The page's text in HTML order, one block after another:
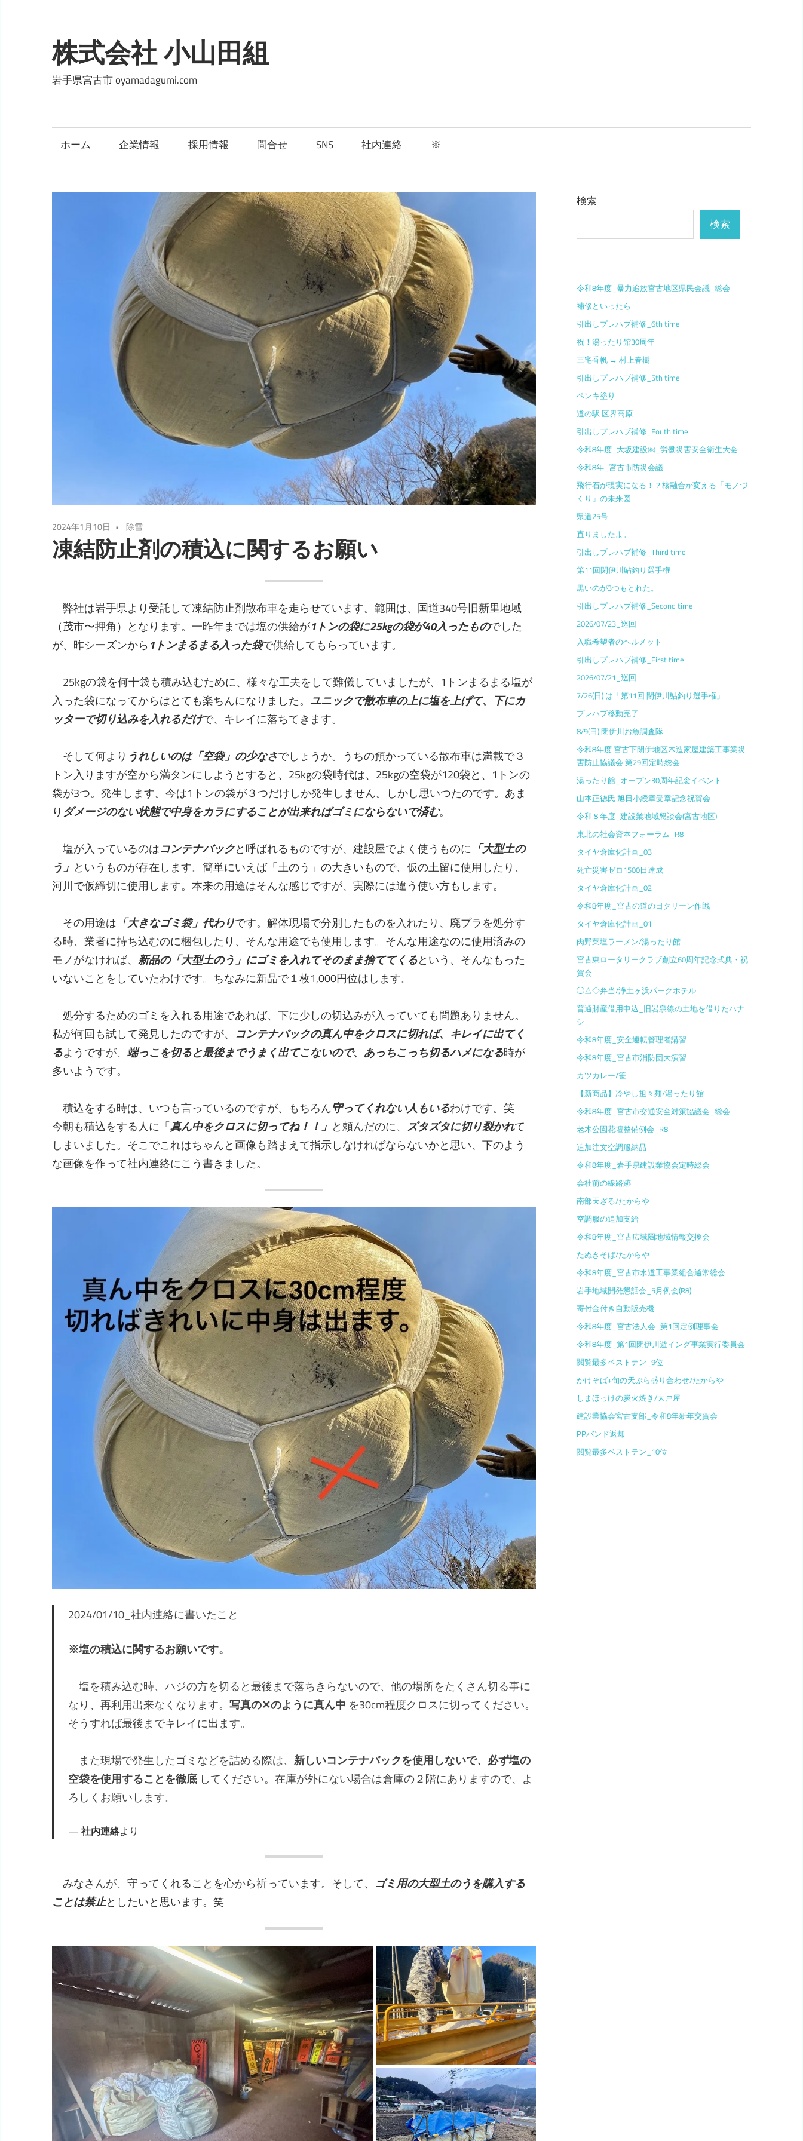
テ
ン
ツ
キ
ッ
株式会社 小山田組
岩手県宮古市 oyamadagumi.com
ホーム 企業情報 採用情報 問合せ SNS 社内連絡 ※
2024年1月10日 除雪
凍結防止剤の積込に関するお願い
弊社は岩手県より受託して凍結防止剤散布車を走らせています。範囲は、国道340号旧新里地域
（茂市〜押角）となります。一昨年までは塩の供給が1トンの袋に25kgの袋が40入ったものでした
が、昨シーズンから 1トンまるまる入った袋で供給してもらっています。
25kgの袋を何十袋も積み込むために、様々な工夫をして難儀していましたが、1トンまるまる塩が
入った袋になってからはとても楽ちんになりました。 ユニックで散布車の上に塩を上げて、下にカ
ッターで切り込みを入れるだけで、キレイに落ちてきます。
そして何より うれしいのは「空袋」の少なさでしょうか。うちの預かっている散布車は満載で３
トン入りますが空から満タンにしようとすると、25kgの袋時代は、25kgの空袋が120袋と、1トンの
袋が3つ。発生します。今は1トンの袋が３つだけしか発生しません。しかし思いつたのです。あま
り ダメージのない状態で中身をカラにすることが出来ればゴミにならないで済む。
塩が入っているのはコンテナバックと呼ばれるものですが、建設屋でよく使うものに 「大型土の
う」 というものが存在します。簡単にいえば「土のう」の大きいもので、仮の土留に使用したり、
河川で仮締切に使用します。本来の用途はそんな感じですが、実際には違う使い方もします。
その用途は 「大きなゴミ袋」代わりです。解体現場で分別したものを入れたり、廃プラを処分す
る時、業者に持ち込むのに梱包したり、そんな用途でも使用します。そんな用途なのに使用済みの
モノがなければ、 新品の「大型土のう」にゴミを入れてそのまま捨ててくるという、そんなもった
いないことをしていたわけです。ちなみに新品で１枚1,000円位はします。
処分するためのゴミを入れる用途であれば、下に少しの切込みが入っていても問題ありません。
私が何回も試して発見したのですが、 コンテナバックの真ん中をクロスに切れば、キレイに出てく
るようですが、 端っこを切ると最後までうまく出てこないので、あっちこっち切るハメになる時が
多いようです。
積込をする時は、いつも言っているのですが、もちろん守ってくれない人もいるわけです。笑
今朝も積込をする人に「真ん中をクロスに切ってね！！」 と頼んだのに、 ズタズタに切り裂かれて
しまいました。そこでこれはちゃんと画像も踏まえて指示しなければならないかと思い、下のよう
な画像を作って社内連絡にこう書きました。
2024/01/10_社内連絡に書いたこと
※塩の積込に関するお願いです。
塩を積み込む時、ハジの方を切ると最後まで落ちきらないので、他の場所をたくさん切る事に
なり、再利用出来なくなります。 写真の✕のように真ん中 を30cm程度クロスに切ってください。
そうすれば最後までキレイに出ます。
また現場で発生したゴミなどを詰める際は、 新しいコンテナバックを使用しないで、必ず塩の
空袋を使用することを徹底してください。在庫が外にない場合は倉庫の２階にありますので、よ
ろしくお願いします。
社内連絡より
みなさんが、守ってくれることを心から祈っています。そして、 ゴミ用の大型土のうを購入する
ことは禁止としたいと思います。笑
検索
検索
令和8年度_暴力追放宮古地区県民会議_総会
補修といったら
引出しプレハブ補修_6th time
祝！湯ったり館30周年
三宅香帆 → 村上春樹
引出しプレハブ補修_5th time
ペンキ塗り
道の駅 区界高原
引出しプレハブ補修_Fouth time
令和8年度_大坂建設㈱_労働災害安全衛生大会
令和8年_宮古市防災会議
飛行石が現実になる！？核融合が変える「モノづ
くり」の未来図
県道25号
直りましたよ。
引出しプレハブ補修_Third time
第11回閉伊川鮎釣り選手権
黒いのが3つもとれた。
引出しプレハブ補修_Second time
2026/07/23_巡回
入職希望者のヘルメット
引出しプレハブ補修_First time
2026/07/21_巡回
7/26(日) は「第11回 閉伊川鮎釣り選手権」
プレハブ移動完了
8/9(日) 閉伊川お魚調査隊
令和8年度 宮古下閉伊地区木造家屋建築工事業災
害防止協議会 第29回定時総会
湯ったり館_オープン30周年記念イベント
山本正德氏 旭日小綬章受章記念祝賀会
令和８年度_建設業地域懇談会(宮古地区)
東北の社会資本フォーラム_R8
タイヤ倉庫化計画_03
死亡災害ゼロ1500日達成
タイヤ倉庫化計画_02
令和8年度_宮古の道の日クリーン作戦
タイヤ倉庫化計画_01
肉野菜塩ラーメン/湯ったり館
宮古東ロータリークラブ創立60周年記念式典・祝
賀会
◯△◇弁当/浄土ヶ浜パークホテル
普通財産借用申込_旧岩泉線の土地を借りたハナ
シ
令和8年度_安全運転管理者講習
令和8年度_宮古市消防団大演習
カツカレー/笹
【新商品】冷やし担々麺/湯ったり館
令和8年度_宮古市交通安全対策協議会_総会
老木公園花壇整備例会_R8
追加注文空調服納品
令和8年度_岩手県建設業協会定時総会
会社前の線路跡
南部天ざる/たからや
空調服の追加支給
令和8年度_宮古広域圏地域情報交換会
たぬきそば/たからや
令和8年度_宮古市水道工事業組合通常総会
岩手地域開発懇話会_5月例会(R8)
寄付金付き自動販売機
令和8年度_宮古法人会_第1回定例理事会
令和8年度_第1回閉伊川遊イング事業実行委員会
閲覧最多ベストテン_9位
かけそば+旬の天ぷら盛り合わせ/たからや
しまほっけの炭火焼き/大戸屋
建設業協会宮古支部_令和8年新年交賀会
PPバンド返却
閲覧最多ベストテン_10位